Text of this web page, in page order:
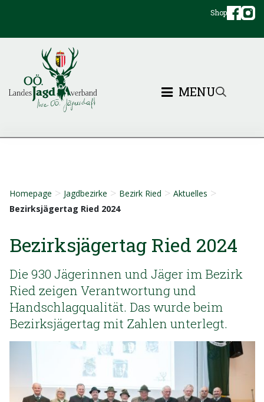
Shop
MENU
Homepage > Jagdbezirke > Bezirk Ried > Aktuelles >
Bezirksjägertag Ried 2024
Bezirksjägertag Ried 2024
Die 930 Jägerinnen und Jäger im Bezirk
Ried zeigen Verantwortung und
Handschlagqualität. Das wurde beim
Bezirksjägertag mit Zahlen unterlegt.